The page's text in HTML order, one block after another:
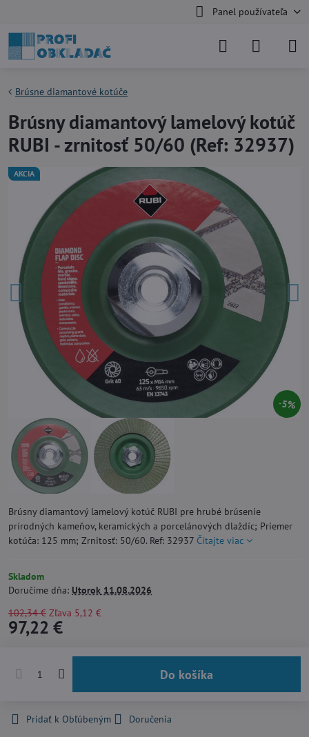
Panel používateľa
AKCIA
5%
Brúsne diamantové kotúče
Brúsny diamantový lamelový kotúč
RUBI - zrnitosť 50/60 (Ref: 32937)
Brúsny diamantový lamelový kotúč RUBI pre hrubé brúsenie
prírodných kameňov, keramických a porcelánových dlaždíc; Priemer
kotúča: 125 mm; Zrnitosť: 50/60. Ref: 32937 Čítajte viac
Skladom
Doručíme dňa: Utorok 11.08.2026
102,34 € Zľava 5,12 €
97,22 €
Do košíka
Pridať k Obľúbeným
Doručenia